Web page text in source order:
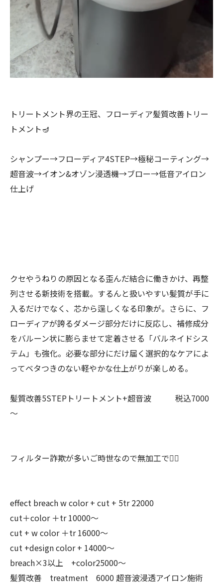
トリートメント界の王冠、フローディア髪質改善トリー
トメント🪔
シャンプー→フローディア4STEP→極秘コーティング→
超音波→イオン&オゾン浸透機→ブロー→低音アイロン
仕上げ
クセやうねりの原因となる歪んだ結合に働きかけ、再整
列させる新技術を搭載。するんと扱いやすい髪質が手に
入るだけでなく、芯から逞しくなる印象が。さらに、フ
ローディアが誇るダメージ部分だけに反応し、補修成分
をバルーン状に膨らませて定着させる「バルネイドシス
テム」も強化。必要な部分にだけ届く選択的なケアによ
ってベタつきのない軽やかな仕上がりが楽しめる。
髪質改善5STEPトリートメント+超音波 税込7000
〜
フィルター詐欺が多いご時世なので無加工で🙆‍♂️
effect breach w color + cut + 5tr 22000
cut＋color ＋tr 10000〜
cut + w color ＋tr 16000〜
cut +design color + 14000〜
breach×3以上 +color25000〜
髪質改善 treatment 6000 超音波浸透アイロン施術